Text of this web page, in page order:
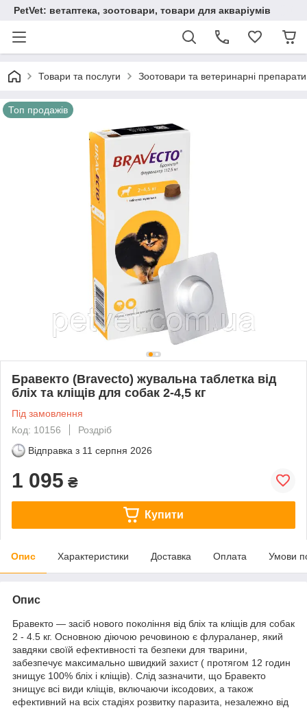
PetVet: ветаптека, зоотовари, товари для акваріумів
Товари та послуги Зоотовари та ветеринарні препарати
Топ продажів
Бравекто (Bravecto) жувальна таблетка від
бліх та кліщів для собак 2-4,5 кг
Під замовлення
Код: 10156
Роздріб
Відправка з 11 серпня 2026
1 095 ₴
Купити
Опис Характеристики Доставка Оплата Умови
Опис
Бравекто ― засіб нового покоління від бліх та кліщів для собак
2 - 4.5 кг. Основною діючою речовиною є флураланер, який
завдяки своїй ефективності та безпеки для тварини,
забезпечує максимально швидкий захист ( протягом 12 годин
знищує 100% бліх і кліщів). Слід зазначити, що Бравекто
знищує всі види кліщів, включаючи іксодових, а також
ефективний на всіх стадіях розвитку паразита, незалежно від